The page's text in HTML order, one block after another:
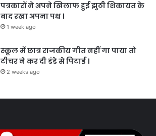
पत्रकारों ने अपने खिलाफ हुई झुठी शिकायत के
बाद रखा अपना पक्ष ।
1 week ago
स्कूल में छात्र राजकीय गीत नहीं गा पाया तो
टीचर ने कर दी डंडे से पिटाई ।
2 weeks ago